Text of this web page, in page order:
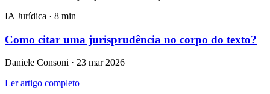
IA Jurídica · 8 min
Como citar uma jurisprudência no corpo do texto?
Daniele Consoni · 23 mar 2026
Ler artigo completo